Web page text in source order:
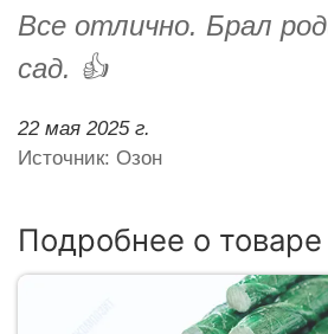
Все отлично. Брал
сад. 👍
22 мая 2025 г.
Источник: Озон
Подробнее о товаре